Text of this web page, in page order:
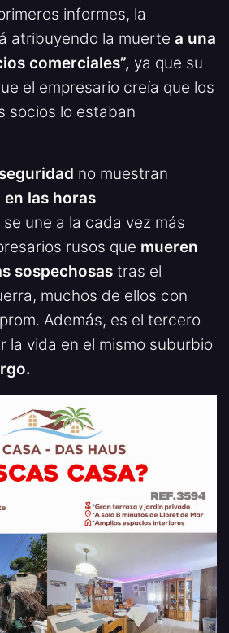
informes, la
atribuyendo la muerte a una
comerciales”, ya que su
el empresario creía que los
socios lo estaban
no muestran
en las horas
se une a la cada vez más
rusos que mueren
sospechosas tras el
muchos de ellos con
Además, es el tercero
la vida en el mismo suburbio